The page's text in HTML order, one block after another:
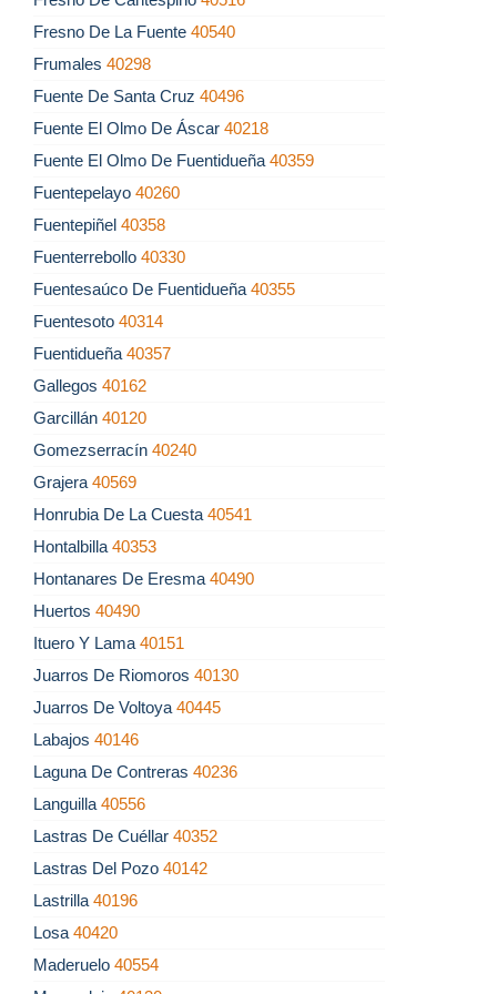
Fresno De La Fuente 40540
Frumales 40298
Fuente De Santa Cruz 40496
Fuente El Olmo De Áscar 40218
Fuente El Olmo De Fuentidueña 40359
Fuentepelayo 40260
Fuentepiñel 40358
Fuenterrebollo 40330
Fuentesaúco De Fuentidueña 40355
Fuentesoto 40314
Fuentidueña 40357
Gallegos 40162
Garcillán 40120
Gomezserracín 40240
Grajera 40569
Honrubia De La Cuesta 40541
Hontalbilla 40353
Hontanares De Eresma 40490
Huertos 40490
Ituero Y Lama 40151
Juarros De Riomoros 40130
Juarros De Voltoya 40445
Labajos 40146
Laguna De Contreras 40236
Languilla 40556
Lastras De Cuéllar 40352
Lastras Del Pozo 40142
Lastrilla 40196
Losa 40420
Maderuelo 40554